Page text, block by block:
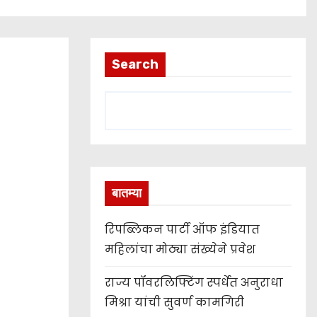
Search
बातम्या
रिपब्लिकन पार्टी ऑफ इंडियात
महिलांचा मोठ्या संख्येने प्रवेश
राज्य पॉवरलिफ्टिंग स्पर्धेत अनुराधा
मिश्रा यांची सुवर्ण कामगिरी